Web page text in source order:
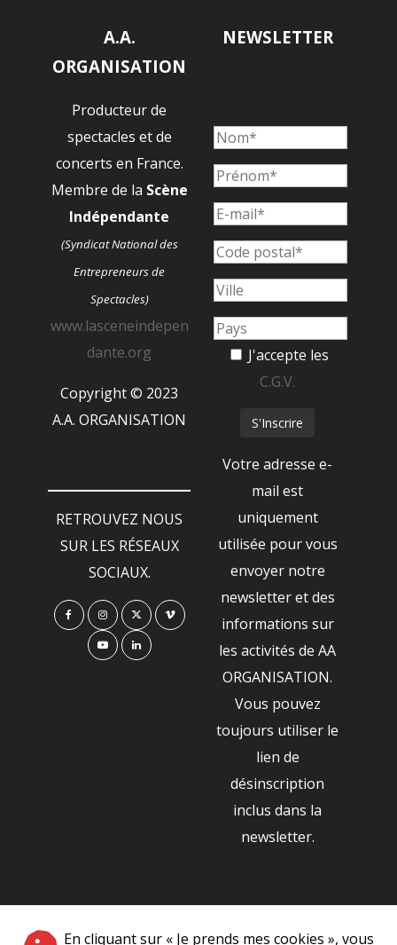
En cliquant sur « Je prends mes cookies », vous
A.A.
ORGANISATION
Producteur de
spectacles et de
concerts en France.
Membre de la Scène
Indépendante
(Syndicat National des
Entrepreneurs de
Spectacles)
www.lasceneindepen
dante.org
Copyright © 2023
A.A. ORGANISATION
RETROUVEZ NOUS
SUR LES RÉSEAUX
SOCIAUX.
NEWSLETTER
J'accepte les
C.G.V.
Votre adresse e-
mail est
uniquement
utilisée pour vous
envoyer notre
newsletter et des
informations sur
les activités de AA
ORGANISATION.
Vous pouvez
toujours utiliser le
lien de
désinscription
inclus dans la
newsletter.
NOS PARTENAIRES